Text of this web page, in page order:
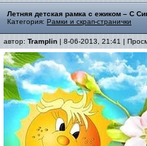
Летняя детская рамка с ежиком – С
Категория: Рамки и скрап-странички
автор: Tramplin | 8-06-2013, 21:41 |